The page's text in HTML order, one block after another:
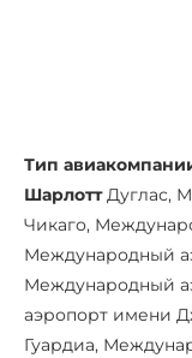
Тип
ШарлоттДуглас,
Чикаго,
Международный
Международный
аэропорт имени
Гуардиа,